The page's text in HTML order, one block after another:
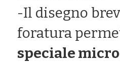
-Il disegno
speciale